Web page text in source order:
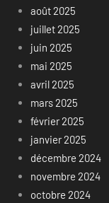
août 2025
juillet 2025
juin 2025
mai 2025
avril 2025
mars 2025
février 2025
janvier 2025
décembre 2024
novembre 2024
octobre 2024